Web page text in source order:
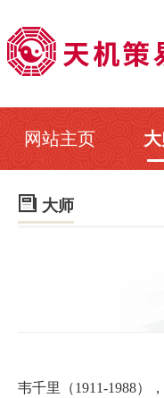
网站主页
 大师
韦千里（1911-1988）